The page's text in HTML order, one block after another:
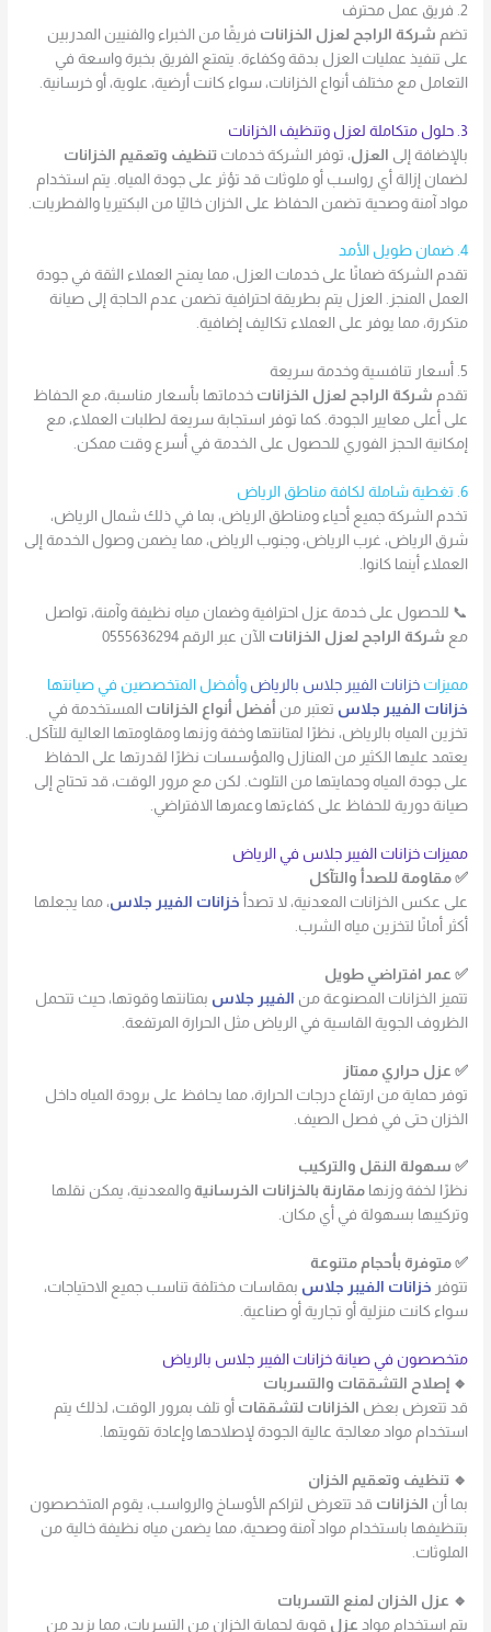
2. فريق عمل محترف
تضم شركة الراجح لعزل الخزانات فريقًا من الخبراء والفنيين المدربين
على تنفيذ عمليات العزل بدقة وكفاءة. يتمتع الفريق بخبرة واسعة في
التعامل مع مختلف أنواع الخزانات، سواء كانت أرضية، علوية، أو خرسانية.
3. حلول متكاملة لعزل وتنظيف الخزانات
بالإضافة إلى العزل، توفر الشركة خدماتتنظيف وتعقيم الخزانات
لضمان إزالة أي رواسب أو ملوثات قد تؤثر على جودة المياه. يتم استخدام
مواد آمنة وصحية تضمن الحفاظ على الخزان خاليًا من البكتيريا والفطريات.
4. ضمان طويل الأمد
تقدم الشركة ضمانًا على خدمات العزل، مما يمنح العملاء الثقة في جودة
العمل المنجز. العزل يتم بطريقة احترافية تضمن عدم الحاجة إلى صيانة
متكررة، مما يوفر على العملاء تكاليف إضافية.
5. أسعار تنافسية وخدمة سريعة
تقدم شركة الراجح لعزل الخزانات خدماتها بأسعار مناسبة، مع الحفاظ
على أعلى معايير الجودة. كما توفر استجابة سريعة لطلبات العملاء، مع
إمكانية الحجز الفوري للحصول على الخدمة في أسرع وقت ممكن.
6. تغطية شاملة لكافة مناطق الرياض
تخدم الشركة جميع أحياء ومناطق الرياض، بما في ذلك شمال الرياض،
شرق الرياض، غرب الرياض، وجنوب الرياض، مما يضمن وصول الخدمة إلى
العملاء أينما كانوا.
📞 للحصول على خدمة عزل احترافية وضمان مياه نظيفة وآمنة، تواصل
مع شركة الراجح لعزل الخزانات الآن عبر الرقم 0555636294
مميزاتخزانات الفيبر جلاس بالرياض وأفضل المتخصصين في صيانتها
خزانات الفيبر جلاس تعتبر من أفضل أنواع الخزانات المستخدمة في
تخزين المياه بالرياض، نظرًا لمتانتها وخفة وزنها ومقاومتها العالية للتآكل.
يعتمد عليها الكثير من المنازل والمؤسسات نظرًا لقدرتها على الحفاظ
على جودة المياه وحمايتها من التلوث. لكن مع مرور الوقت، قد تحتاج إلى
صيانة دورية للحفاظ على كفاءتها وعمرها الافتراضي.
مميزات خزانات الفيبر جلاس في الرياض
✅ مقاومة للصدأ والتآكل
على عكس الخزانات المعدنية، لا تصدأ خزانات الفيبر جلاس، مما يجعلها
أكثر أمانًا لتخزين مياه الشرب.
✅ عمر افتراضي طويل
تتميز الخزانات المصنوعة من الفيبر جلاس بمتانتها وقوتها، حيث تتحمل
الظروف الجوية القاسية في الرياض مثل الحرارة المرتفعة.
✅ عزل حراري ممتاز
توفر حماية من ارتفاع درجات الحرارة، مما يحافظ على برودة المياه داخل
الخزان حتى في فصل الصيف.
✅ سهولة النقل والتركيب
نظرًا لخفة وزنهامقارنة بالخزانات الخرسانية والمعدنية، يمكن نقلها
وتركيبها بسهولة في أي مكان.
✅ متوفرة بأحجام متنوعة
تتوفر خزانات الفيبر جلاس بمقاسات مختلفة تناسب جميع الاحتياجات،
سواء كانت منزلية أو تجارية أو صناعية.
متخصصون في صيانة خزانات الفيبر جلاس بالرياض
🔹 إصلاح التشققات والتسربات
قد تتعرض بعض الخزانات لتشققات أو تلف بمرور الوقت، لذلك يتم
استخدام مواد معالجة عالية الجودة لإصلاحها وإعادة تقويتها.
🔹 تنظيف وتعقيم الخزان
بما أن الخزانات قد تتعرض لتراكم الأوساخ والرواسب، يقوم المتخصصون
بتنظيفها باستخدام مواد آمنة وصحية، مما يضمن مياه نظيفة خالية من
الملوثات.
🔹 عزل الخزان لمنع التسربات
يتم استخدام مواد عزل قوية لحماية الخزان من التسربات، مما يزيد من